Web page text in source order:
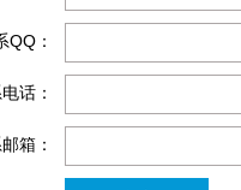
QQ：
话：
箱：